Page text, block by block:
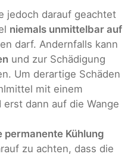
jedoch darauf geachtet
niemals unmittelbar auf
darf. Andernfalls kann
und zur Schädigung
Um derartige Schäden
mit einem
dann auf die Wange
permanente Kühlung
zu achten, dass die